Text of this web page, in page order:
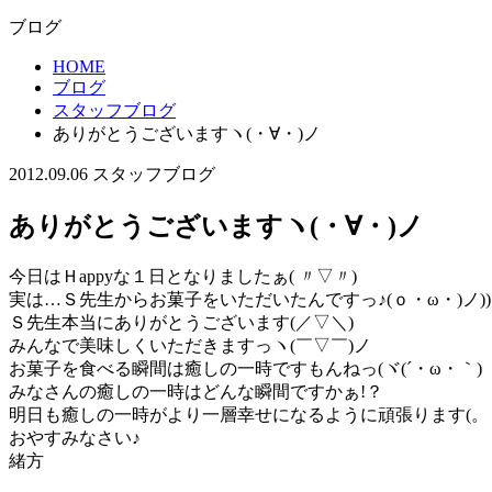
ブログ
HOME
ブログ
スタッフブログ
ありがとうございますヽ(・∀・)ノ
2012.09.06 スタッフブログ
ありがとうございますヽ(・∀・)ノ
今日はＨappyな１日となりましたぁ( 〃▽〃)
実は…Ｓ先生からお菓子をいただいたんですっ♪(ｏ・ω・)ノ))
Ｓ先生本当にありがとうございます(／▽＼)
みんなで美味しくいただきますっヽ(￣▽￣)ノ
お菓子を食べる瞬間は癒しの一時ですもんねっ(ヾ(´・ω・｀)
みなさんの癒しの一時はどんな瞬間ですかぁ!？
明日も癒しの一時がより一層幸せになるように頑張ります(。
おやすみなさい♪
緒方